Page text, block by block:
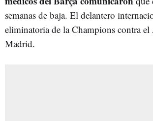
semanas de baja. El delantero
eliminatoria de la Champions contra
Madrid.